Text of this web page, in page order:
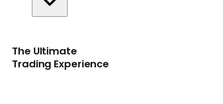
The Ultimate
Trading Experience